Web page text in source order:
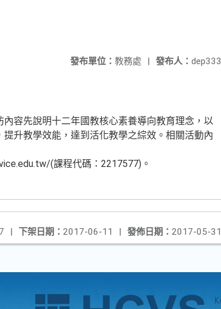
發布人： dep333
發布單位： 教務處 |
容先說明十二年國教核心素養導向教育理念，以
升教學效能，達到活化教學之綜效。相關活動內
(課程代碼：2217577)。
發佈日期： 2017-05-31
下架日期： 2017-06-11 |
|